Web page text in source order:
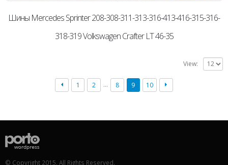
Шины Mercedes Sprinter 208-308-311-313-316-413-416-315-316-
318-319 Volkswagen Crafter LT 46-35
View:
1 2 … 8 9 10
© Copyright 2015. All Rights Reserved.